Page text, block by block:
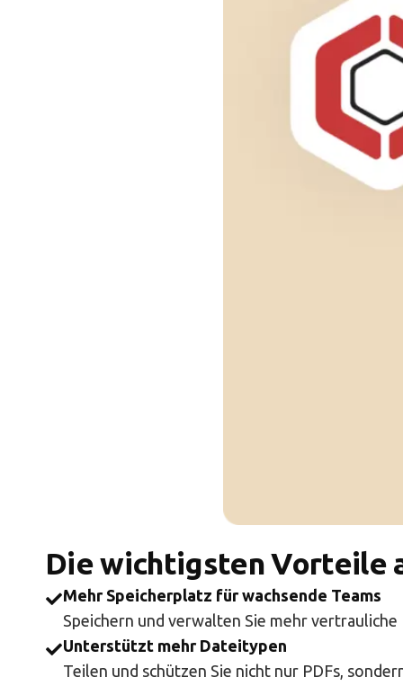
Die wichtigsten Vorteile
Mehr Speicherplatz für wachsende Teams
Speichern und verwalten Sie mehr
Unterstützt mehr Dateitypen
Teilen und schützen Sie nicht nur PDFs,